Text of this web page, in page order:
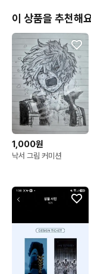
이 상품을 추천해
1,000원
낙서 그림 커미션